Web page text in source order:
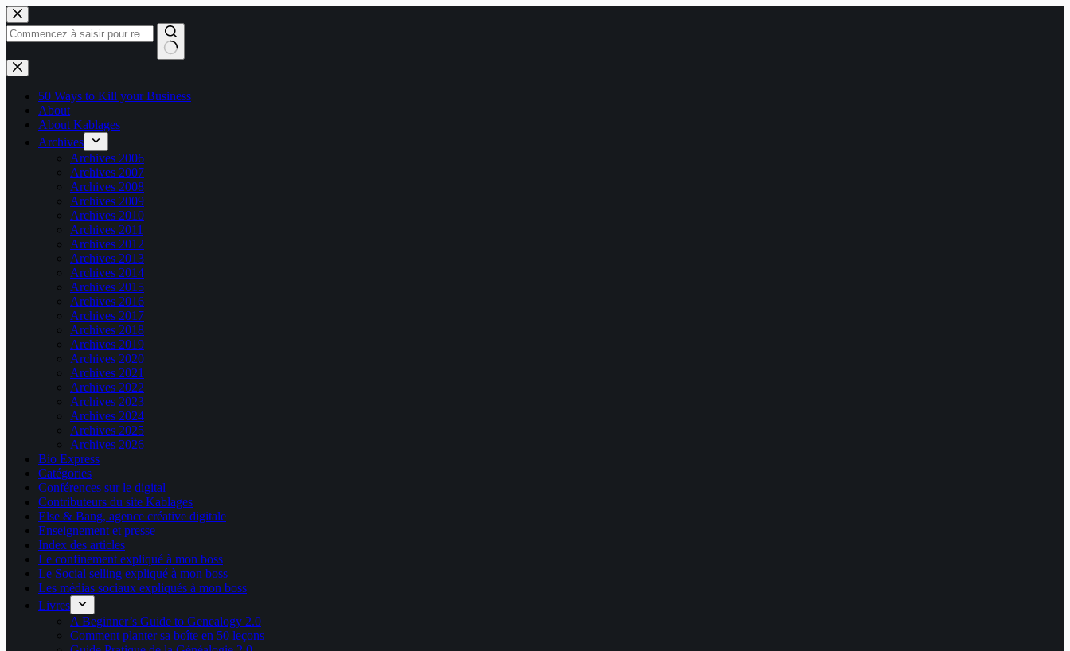
Passer
au
contenu
Aucun
résultat
50 Ways to Kill your Business
About
About Kablages
Archives
Archives 2006
Archives 2007
Archives 2008
Archives 2009
Archives 2010
Archives 2011
Archives 2012
Archives 2013
Archives 2014
Archives 2015
Archives 2016
Archives 2017
Archives 2018
Archives 2019
Archives 2020
Archives 2021
Archives 2022
Archives 2023
Archives 2024
Archives 2025
Archives 2026
Bio Express
Catégories
Conférences sur le digital
Contributeurs du site Kablages
Else & Bang, agence créative digitale
Enseignement et presse
Index des articles
Le confinement expliqué à mon boss
Le Social selling expliqué à mon boss
Les médias sociaux expliqués à mon boss
Livres
A Beginner’s Guide to Genealogy 2.0
Comment planter sa boîte en 50 leçons